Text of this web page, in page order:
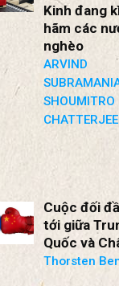
Chiến lược
khẩu của Bắc
Kinh đang
hãm các
nghèo
ARVIND
Cuộc đối